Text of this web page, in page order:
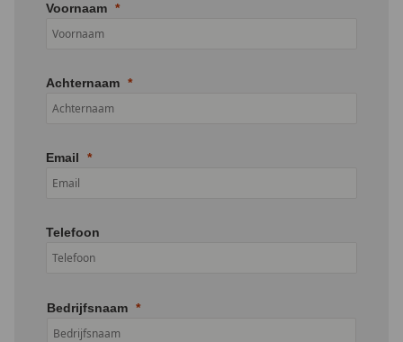
Voornaam
Achternaam
Email
Telefoon
Bedrijfsnaam